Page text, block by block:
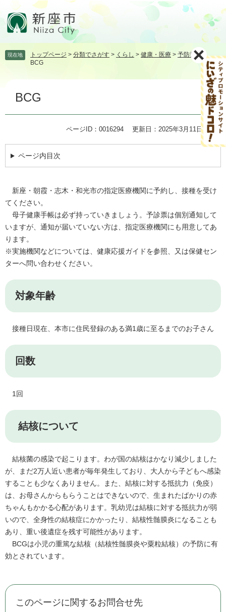
頭飛 現在地 トップページ > 分類でさがす > くらし > 健康・医療 > 予防接種>
BCG
BCG
ページID：0016294 更新日：2025年3月11日更新
ページ内目次
新座・朝霞・志木・和光市の指定医療機関に予約し、接種を受け
てください。
母子健康手帳は必ず持っていきましょう。予診票は個別通知して
いますが、通知が届いていない方は、指定医療機関にも用意してあ
ります。
※実施機関などについては、健康応援ガイドを参照、又は保健セン
ターへ問い合わせください。
対象年齢
接種日現在、本市に住民登録のある満1歳に至るまでのお子さん
回数
1回
結核について
結核菌の感染で起こります。わが国の結核はかなり減少しました
が、まだ2万人近い患者が毎年発生しており、大人から子どもへ感染
することも少なくありません。また、結核に対する抵抗力（免疫）
は、お母さんからもらうことはできないので、生まれたばかりの赤
ちゃんもかかる心配があります。乳幼児は結核に対する抵抗力が弱
いので、全身性の結核症にかかったり、結核性髄膜炎になることも
あり、重い後遺症を残す可能性があります。
BCGは小児の重篤な結核（結核性髄膜炎や粟粒結核）の予防に有
効とされています。
このページに関するお問合せ先